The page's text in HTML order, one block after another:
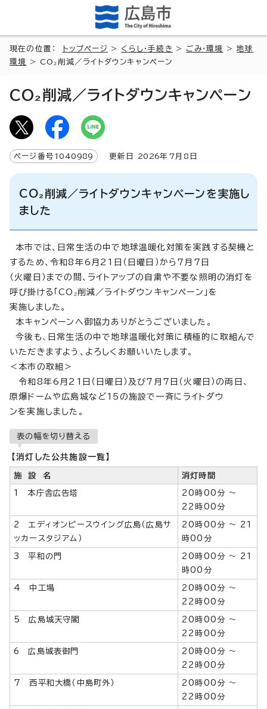
現在の位置： トップページ > くらし・手続き > ごみ・環境 >地球
環境
> CO₂削減／ライトダウンキャンペーン
CO₂削減／ライトダウンキャンペーン
ページ番号 1040989 更新日 2026年7月8日
CO₂削減／ライトダウンキャンペーンを実施し
ました
本市では、日常生活の中で地球温暖化対策を実践する契機と
するため、令和8年6月21日（日曜日）から7月7日
（火曜日）までの間、ライトアップの自粛や不要な照明の消灯を
呼び掛ける「CO₂削減／ライトダウンキャンペーン」を
実施しました。
本キャンペーンへ御協力ありがとうございました。
今後も、日常生活の中で地球温暖化対策に積極的に取組んで
いただきますよう、よろしくお願いいたします。
＜本市の取組＞
令和8年6月21日（日曜日）及び7月7日（火曜日）の両日、
原爆ドームや広島城など15の施設で一斉にライトダウ
ンを実施しました。
表の幅を切り替える
【消灯した公共施設一覧】
施 設 名 消灯時間
1 本庁舎広告塔
20時00分 ～
22時00分
2 エディオンピースウイング広島（広島サ
ッカースタジアム）
20時00分 ～ 21
時00分
3 平和の門
20時00分 ～ 21
時00分
4 中工場
20時00分 ～
22時00分
5 広島城天守閣
20時00分 ～
22時00分
6 広島城表御門
20時00分 ～
22時00分
7 西平和大橋（中島町外）
20時00分 ～
22時00分